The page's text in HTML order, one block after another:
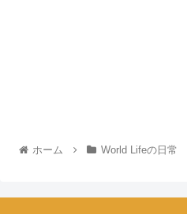
ホーム World Lifeの日常